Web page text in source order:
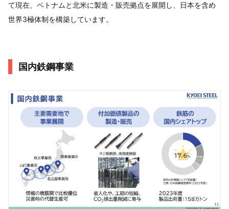
て現在、ベトナムと北米に製造・販売拠点を展開し、日本を含め
世界3極体制を構築しています。
国内鉄鋼事業